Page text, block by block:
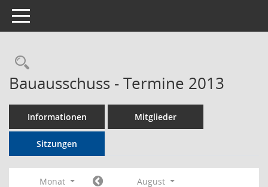
Toggle navigation
Rechercheauswahl
Bauausschuss - Termine 2013
Informationen Mitglieder
Sitzungen
Monat
August